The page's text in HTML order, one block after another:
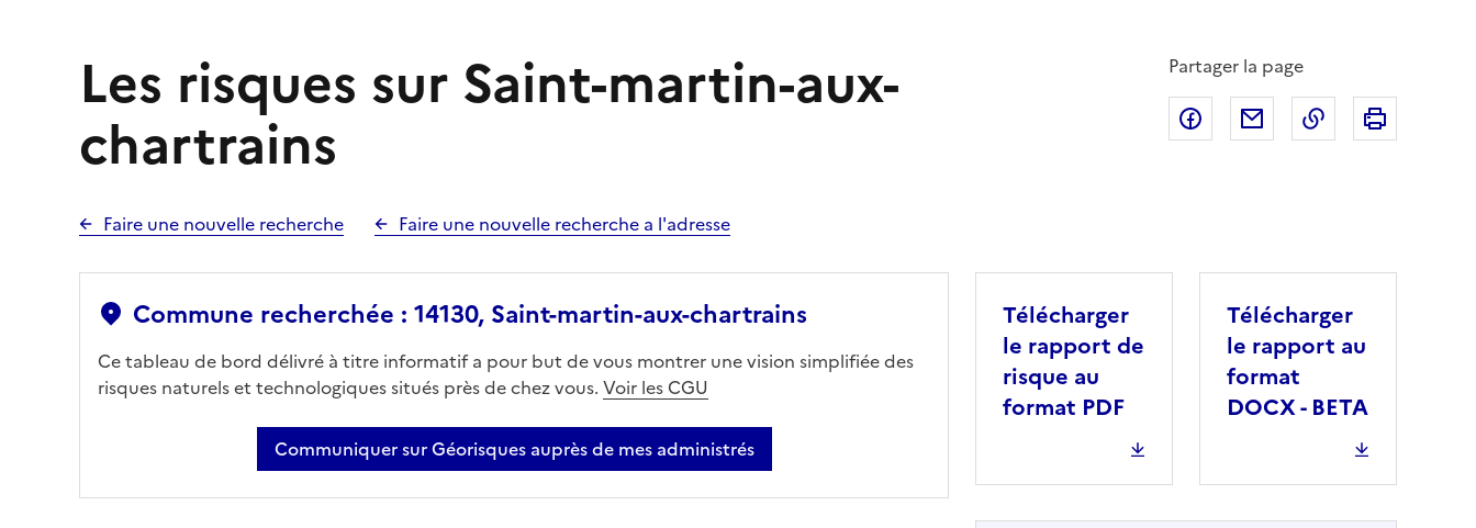
Les risques sur Saint-martin-aux-
chartrains
Faire une nouvelle recherche Faire une nouvelle recherche a l'adresse
Partager la page
Partager sur Facebook
Partager par email
Copier dans le
Commune recherchée : 14130, Saint-martin-aux-chartrains
Ce tableau de bord délivré à titre informatif a pour but de vous montrer une vision simplifiée des
risques naturels et technologiques situés près de chez vous. Voir les CGU
Communiquer sur Géorisques auprès de mes administrés
Télécharger
le rapport de
risque au
format PDF
Télécharger
le rapport au
format
DOCX - BETA